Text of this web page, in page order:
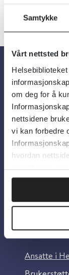
Samtykke
Vårt nettsted
om deg for å
nettsidene
vi kan forbedre
hvordan
innsikt som
Om oss
Om
Personvern
Ansatte i